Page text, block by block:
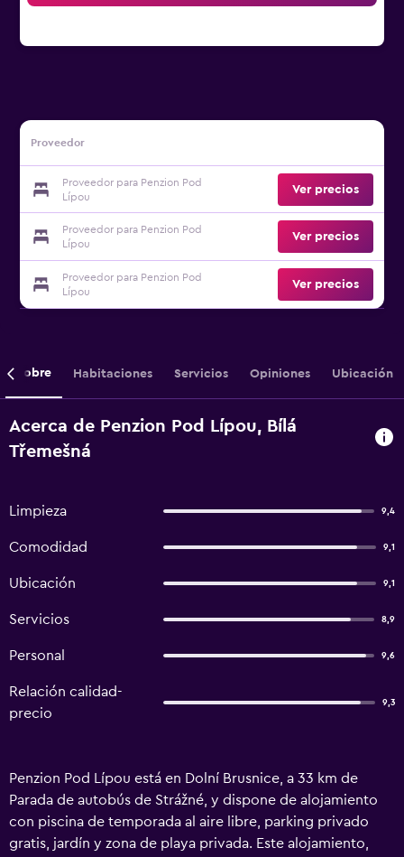
Proveedor
Proveedor para Penzion Pod
Lípou
Ver precios
Proveedor para Penzion Pod
Lípou
Ver precios
Proveedor para Penzion Pod
Lípou
Ver precios
Sobre Habitaciones Servicios Opiniones Ubicación
Acerca de Penzion Pod Lípou, Bílá
Třemešná
Limpieza 9,4
Comodidad 9,1
Ubicación 9,1
Servicios 8,9
Personal 9,6
Relación calidad-
precio
9,3
Penzion Pod Lípou está en Dolní Brusnice, a 33 km de
Parada de autobús de Strážné, y dispone de alojamiento
con piscina de temporada al aire libre, parking privado
gratis, jardín y zona de playa privada. Este alojamiento,